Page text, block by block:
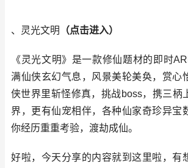
、灵光文明 （点击进入）
《灵光文明》是一款修仙题材的即时
满仙侠玄幻气息，风景美轮美奂，赏心
侠世界里斩怪修真，挑战boss，携三柄
界，更有仙宠相伴，各种仙家奇珍异宝
你经历重重考验，渡劫成仙。
好啦，今天分享的内容就到这里啦，有